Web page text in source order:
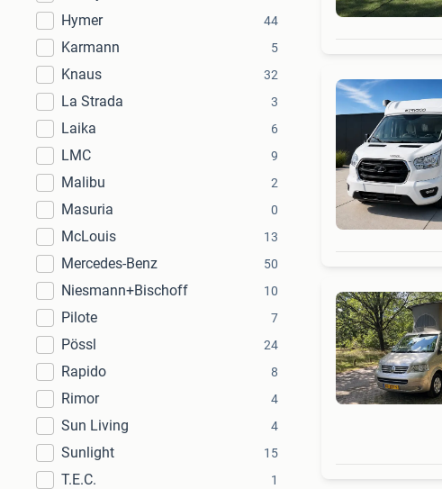
Hymer 44
Karmann 5
Knaus 32
La Strada 3
Laika 6
LMC 9
Malibu 2
Masuria 0
McLouis 13
Mercedes-Benz 50
Niesmann+Bischoff 10
Pilote 7
Pössl 24
Rapido 8
Rimor 4
Sun Living 4
Sunlight 15
T.E.C. 1